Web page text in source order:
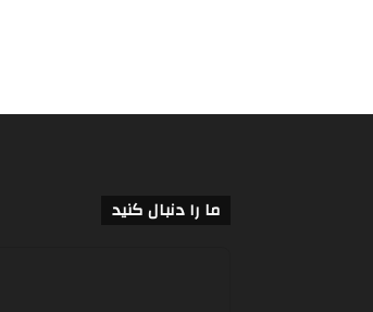
ما را دنبال کنید